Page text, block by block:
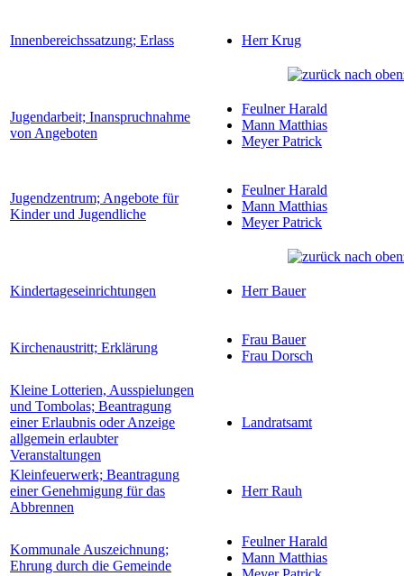
Innenbereichssatzung; Erlass Herr Krug
Jugendarbeit; Inanspruchnahme
von Angeboten
Feulner Harald
Mann Matthias
Meyer Patrick
Jugendzentrum; Angebote für
Kinder und Jugendliche
Feulner Harald
Mann Matthias
Meyer Patrick
Kindertageseinrichtungen Herr Bauer
Kirchenaustritt; Erklärung
Frau Bauer
Frau Dorsch
Kleine Lotterien, Ausspielungen
und Tombolas; Beantragung
einer Erlaubnis oder Anzeige
allgemein erlaubter
Veranstaltungen
Landratsamt
Kleinfeuerwerk; Beantragung
einer Genehmigung für das
Abbrennen
Herr Rauh
Kommunale Auszeichnung;
Ehrung durch die Gemeinde
Feulner Harald
Mann Matthias